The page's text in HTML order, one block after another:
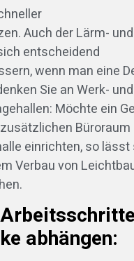
Auch der Lärm-
entscheidend
wenn man eine
Sie an Werk- und
Möchte ein
Büroraum
einrichten, so
Verbau von
abhängen: